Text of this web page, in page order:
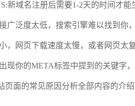
新域名注册后需要1-2天的时间才
广泛度太低，搜索引擎难以找到你
，网页下载速度太慢，或者网页太
现你的META标签中提到的关键字
页面的常见原因分析全部内容的介